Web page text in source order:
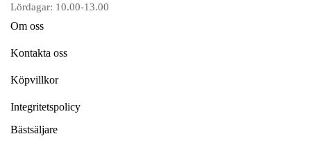
Lördagar: 10.00-13.00
Om oss
Kontakta oss
Köpvillkor
Integritetspolicy
Bästsäljare